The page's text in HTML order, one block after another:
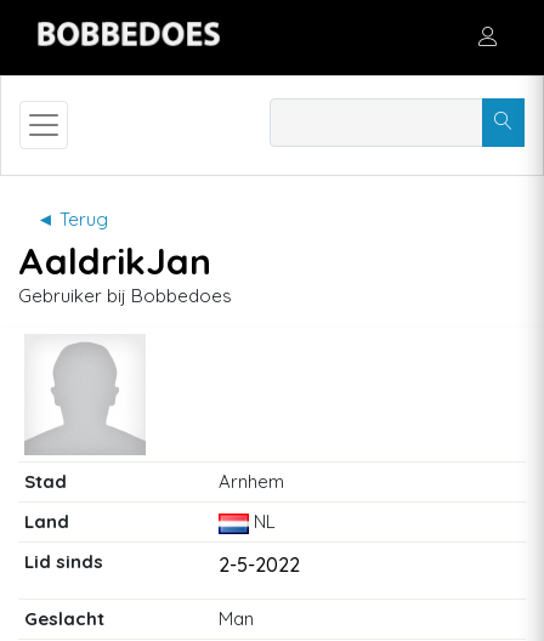
◄ Terug
AaldrikJan
Gebruiker bij Bobbedoes
Stad
Arnhem
Land
NL
Lid sinds
2-5-2022
Geslacht
Man